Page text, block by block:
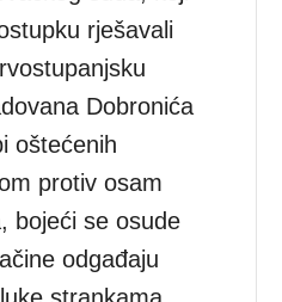
rješavali
Dobronića
oštećenih
protiv osam
bojeći se osude
odgađaju